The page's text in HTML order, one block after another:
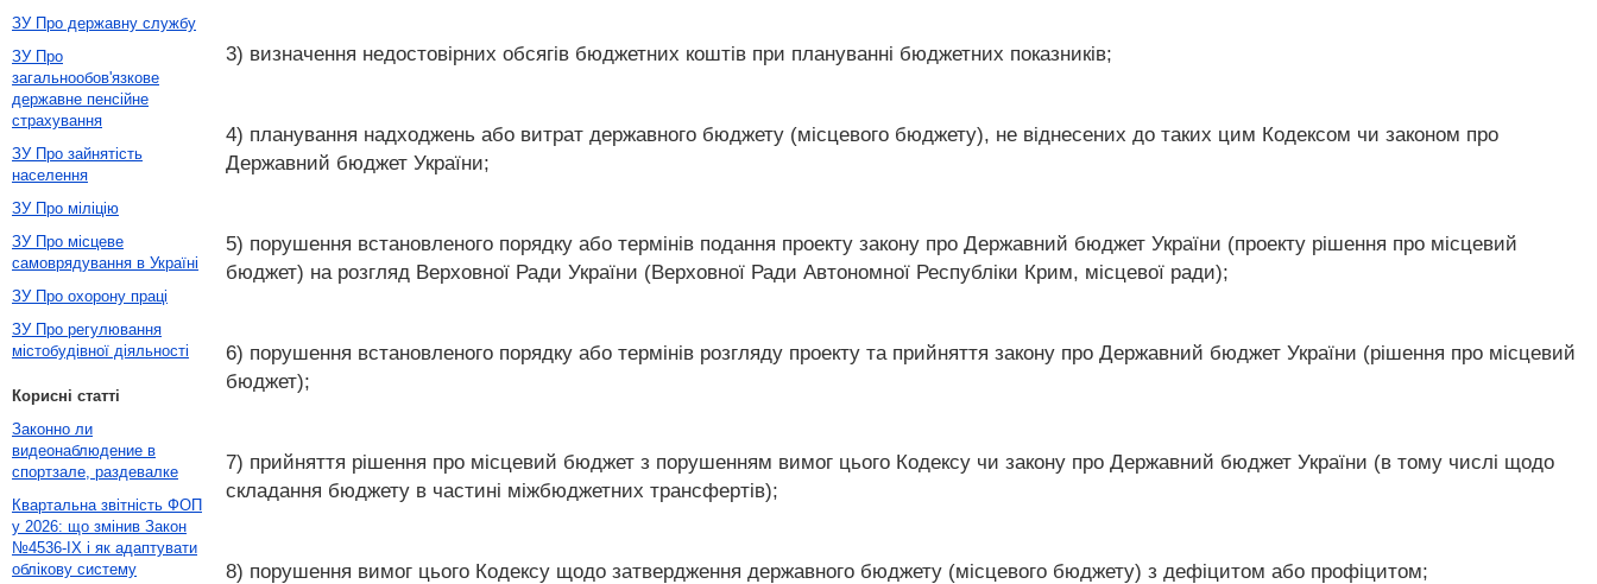
3) визначення недостовірних обсягів бюджетних коштів при плануванні бюджетних показників;
4) планування надходжень або витрат державного бюджету (місцевого бюджету), не віднесених до таких цим Кодексом чи законом про
Державний бюджет України;
5) порушення встановленого порядку або термінів подання проекту закону про Державний бюджет України (проекту рішення про місцевий
бюджет) на розгляд Верховної Ради України (Верховної Ради Автономної Республіки Крим, місцевої ради);
6) порушення встановленого порядку або термінів розгляду проекту та прийняття закону про Державний бюджет України (рішення про місцевий
бюджет);
7) прийняття рішення про місцевий бюджет з порушенням вимог цього Кодексу чи закону про Державний бюджет України (в тому числі щодо
складання бюджету в частині міжбюджетних трансфертів);
8) порушення вимог цього Кодексу щодо затвердження державного бюджету (місцевого бюджету) з дефіцитом або профіцитом;
ЗУ Про державну службу
ЗУ Про
загальнообов'язкове
державне пенсійне
страхування
ЗУ Про зайнятість
населення
ЗУ Про міліцію
ЗУ Про місцеве
самоврядування в Україні
ЗУ Про охорону праці
ЗУ Про регулювання
містобудівної діяльності
Корисні статті
Законно ли
видеонаблюдение в
спортзале, раздевалке
Квартальна звітність ФОП
у 2026: що змінив Закон
№4536-IX і як адаптувати
облікову систему